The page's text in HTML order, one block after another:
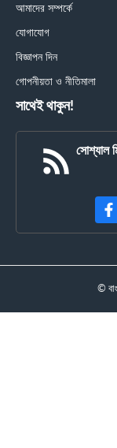
আমাদের সম্পর্কে
যোগাযোগ
বিজ্ঞাপন দিন
গোপনীয়তা ও নীতিমালা
সাথেই থাকুন!
সোশ্যাল
©